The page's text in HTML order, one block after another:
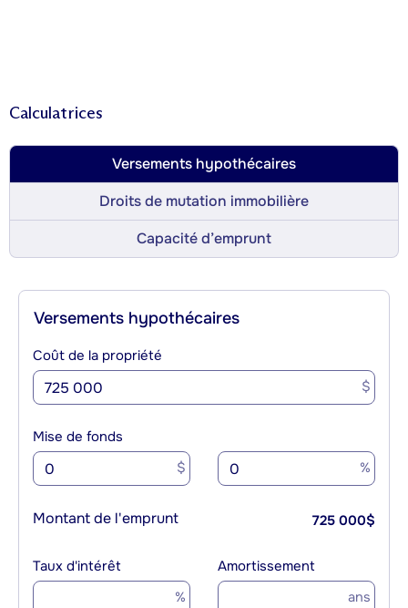
Calculatrices
Versements hypothécaires
Droits de mutation immobilière
Capacité d’emprunt
Versements hypothécaires
Coût de la propriété
$
Mise de fonds
$ %
Montant de l'emprunt 725 000$
Taux d'intérêt
%
Amortissement
ans